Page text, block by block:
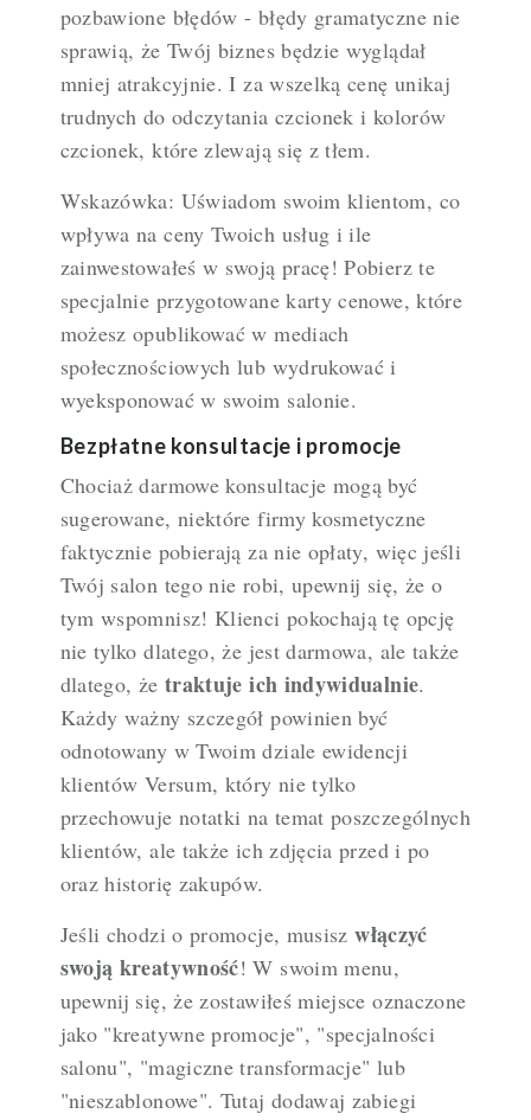
pozbawione błędów - błędy gramatyczne nie
sprawią, że Twój biznes będzie wyglądał
mniej atrakcyjnie. I za wszelką cenę unikaj
trudnych do odczytania czcionek i kolorów
czcionek, które zlewają się z tłem.
Wskazówka: Uświadom swoim klientom, co
wpływa na ceny Twoich usług i ile
zainwestowałeś w swoją pracę! Pobierz te
specjalnie przygotowane karty cenowe, które
możesz opublikować w mediach
społecznościowych lub wydrukować i
wyeksponować w swoim salonie.
Bezpłatne konsultacje i promocje
Chociaż darmowe konsultacje mogą być
sugerowane, niektóre firmy kosmetyczne
faktycznie pobierają za nie opłaty, więc jeśli
Twój salon tego nie robi, upewnij się, że o
tym wspomnisz! Klienci pokochają tę opcję
nie tylko dlatego, że jest darmowa, ale także
dlatego, że traktuje ich indywidualnie.
Każdy ważny szczegół powinien być
odnotowany w Twoim dziale ewidencji
klientów Versum, który nie tylko
przechowuje notatki na temat poszczególnych
klientów, ale także ich zdjęcia przed i po
oraz historię zakupów.
Jeśli chodzi o promocje, musiszwłączyć
swoją kreatywność! W swoim menu,
upewnij się, że zostawiłeś miejsce oznaczone
jako "kreatywne promocje", "specjalności
salonu", "magiczne transformacje" lub
"nieszablonowe". Tutaj dodawaj zabiegi